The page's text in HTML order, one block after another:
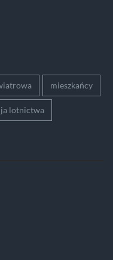
mieszkańcy
lotnictwa